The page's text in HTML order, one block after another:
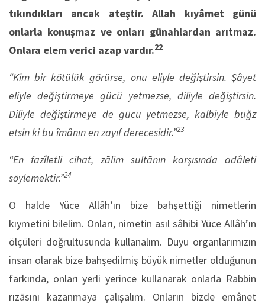
tıkındıkları ancak ateştir. Allah kıyâmet günü
onlarla konuşmaz ve onları günahlardan arıtmaz.
Onlara elem verici azap vardır.22
“Kim bir kötülük görürse, onu eliyle değiştirsin. Şâyet
eliyle değiştirmeye gücü yetmezse, diliyle değiştirsin.
Diliyle değiştirmeye de gücü yetmezse, kalbiyle buğz
etsin ki bu îmânın en zayıf derecesidir.”23
“En fazîletli cihat, zālim sultānın karşısında adâleti
söylemektir.”24
O halde Yüce Allâh’ın bize bahşettiği nimetlerin
kıymetini bilelim. Onları, nimetin asıl sâhibi Yüce Allâh’ın
ölçüleri doğrultusunda kullanalım. Duyu organlarımızın
insan olarak bize bahşedilmiş büyük nimetler olduğunun
farkında, onları yerli yerince kullanarak onlarla Rabbin
rızāsını kazanmaya çalışalım. Onların bizde emânet